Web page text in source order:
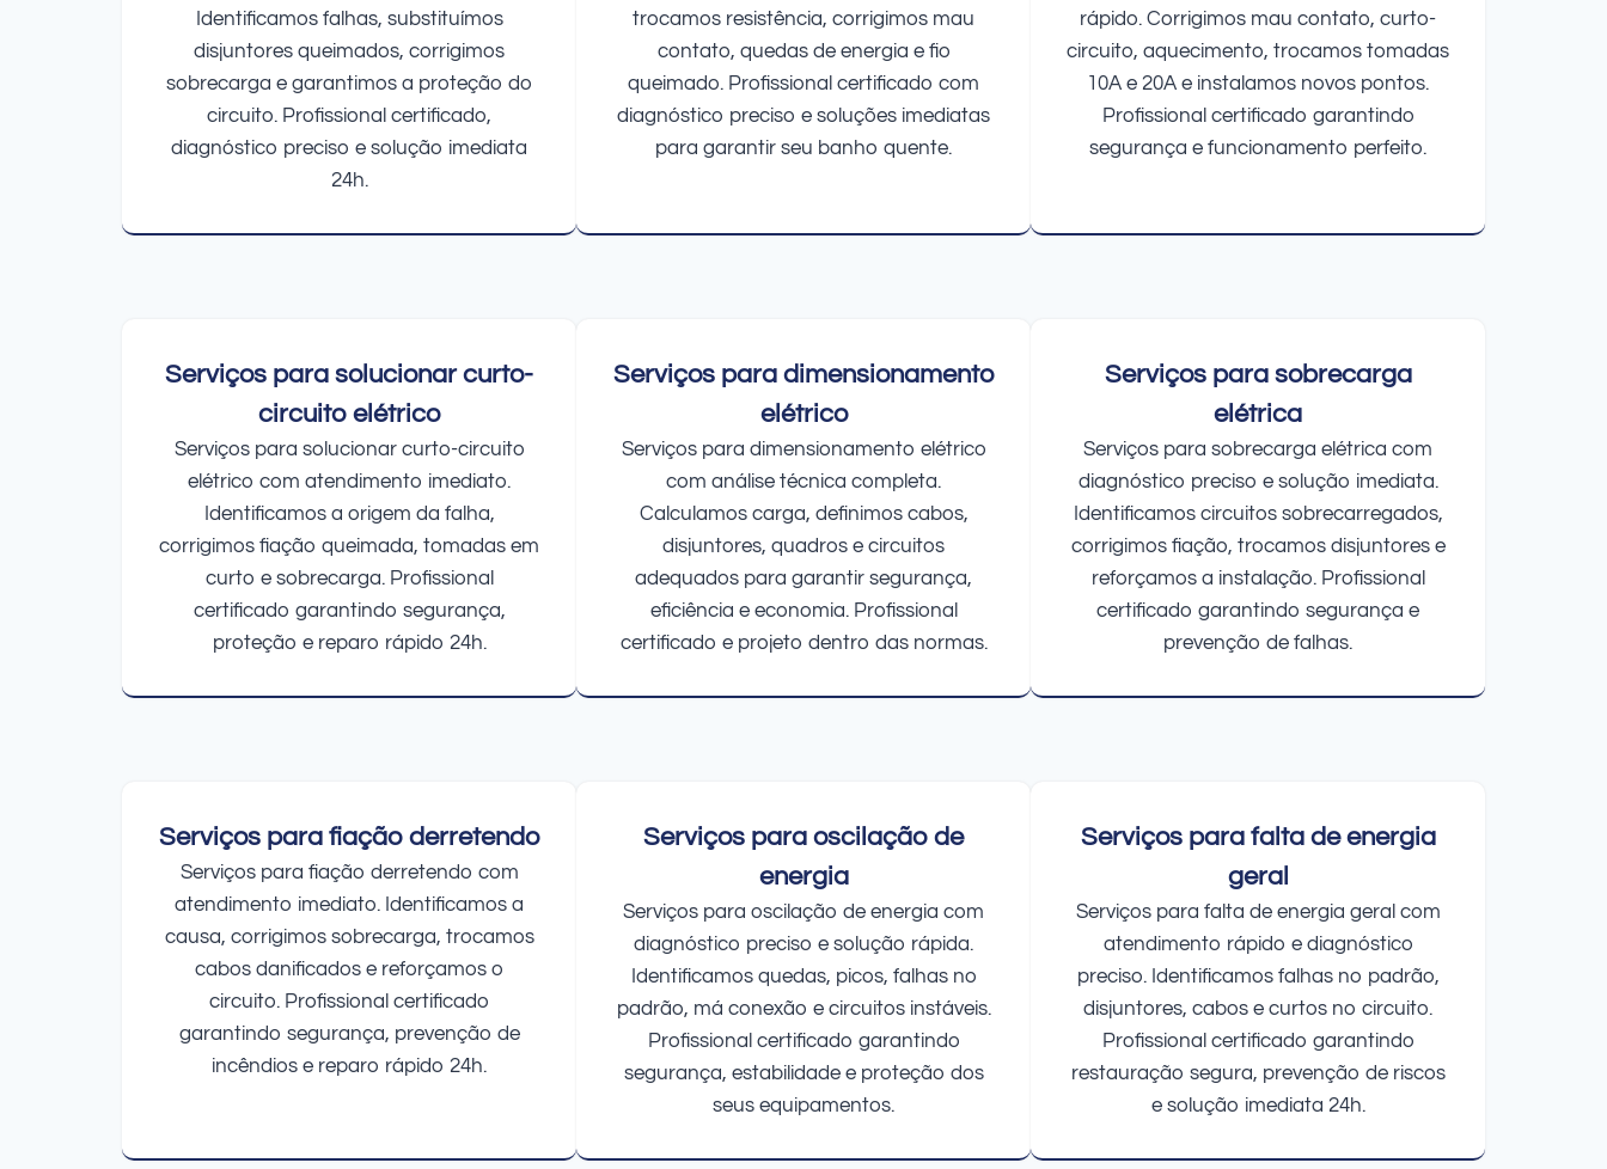
Identificamos falhas, substituímos
disjuntores queimados, corrigimos
sobrecarga e garantimos a proteção do
circuito. Profissional certificado,
diagnóstico preciso e solução imediata
24h.
trocamos resistência, corrigimos mau
contato, quedas de energia e fio
queimado. Profissional certificado com
diagnóstico preciso e soluções imediatas
para garantir seu banho quente.
rápido. Corrigimos mau contato, curto-
circuito, aquecimento, trocamos tomadas
10A e 20A e instalamos novos pontos.
Profissional certificado garantindo
segurança e funcionamento perfeito.
Serviços para solucionar curto-
circuito elétrico
Serviços para solucionar curto-circuito
elétrico com atendimento imediato.
Identificamos a origem da falha,
corrigimos fiação queimada, tomadas em
curto e sobrecarga. Profissional
certificado garantindo segurança,
proteção e reparo rápido 24h.
Serviços para dimensionamento
elétrico
Serviços para dimensionamento elétrico
com análise técnica completa.
Calculamos carga, definimos cabos,
disjuntores, quadros e circuitos
adequados para garantir segurança,
eficiência e economia. Profissional
certificado e projeto dentro das normas.
Serviços para sobrecarga
elétrica
Serviços para sobrecarga elétrica com
diagnóstico preciso e solução imediata.
Identificamos circuitos sobrecarregados,
corrigimos fiação, trocamos disjuntores e
reforçamos a instalação. Profissional
certificado garantindo segurança e
prevenção de falhas.
Serviços para fiação derretendo
Serviços para fiação derretendo com
atendimento imediato. Identificamos a
causa, corrigimos sobrecarga, trocamos
cabos danificados e reforçamos o
circuito. Profissional certificado
garantindo segurança, prevenção de
incêndios e reparo rápido 24h.
Serviços para oscilação de
energia
Serviços para oscilação de energia com
diagnóstico preciso e solução rápida.
Identificamos quedas, picos, falhas no
padrão, má conexão e circuitos instáveis.
Profissional certificado garantindo
segurança, estabilidade e proteção dos
seus equipamentos.
Serviços para falta de energia
geral
Serviços para falta de energia geral com
atendimento rápido e diagnóstico
preciso. Identificamos falhas no padrão,
disjuntores, cabos e curtos no circuito.
Profissional certificado garantindo
restauração segura, prevenção de riscos
e solução imediata 24h.